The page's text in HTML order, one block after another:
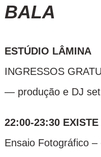
BALA
ESTÚDIO LÂMINA
INGRESSOS
— produção e DJ
22:00-23:30
Ensaio Fotográfico –